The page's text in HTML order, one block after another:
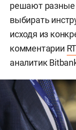
решают разные
выбирать
исходя из
комментарии RT
аналитик